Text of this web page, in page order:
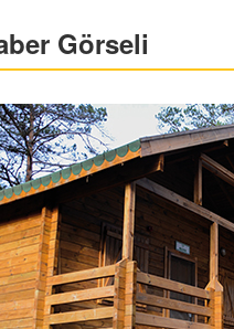
Görseli